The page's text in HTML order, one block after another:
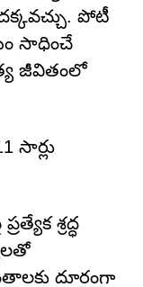
పోటీ
సాధించే
జీవితంలో
సార్లు
శ్రద్ధ
దూరంగా